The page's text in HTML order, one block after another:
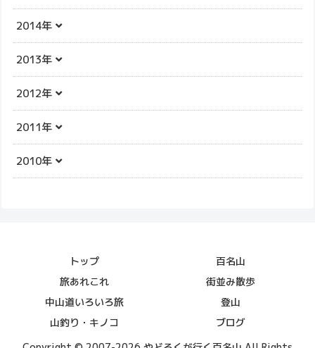
2014年
2013年
2012年
2011年
2010年
トップ
百名山
旅あれこれ
街並み散歩
中山道いろいろ旅
登山
山釣り・キノコ
ブログ